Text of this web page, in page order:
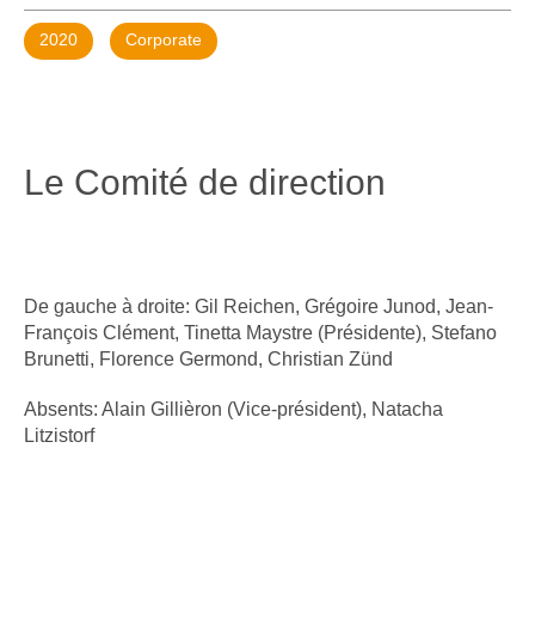
2020 Corporate
Le Comité de direction
De gauche à droite: Gil Reichen, Grégoire Junod, Jean-
François Clément, Tinetta Maystre (Présidente), Stefano
Brunetti, Florence Germond, Christian Zünd
Absents: Alain Gillièron (Vice-président), Natacha
Litzistorf